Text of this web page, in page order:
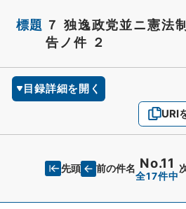
標題 ７ 独逸政党並ニ憲法
告ノ件 ２
目録詳細を開く
URI
先頭 前の件名 No.11
全17件中